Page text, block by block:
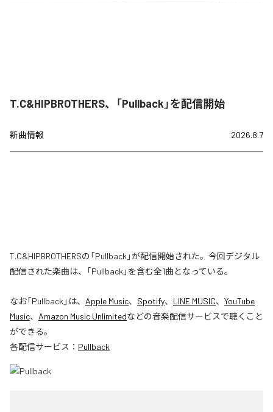
T.C&HIPBROTHERS、「Pullback」を配信開始
新曲情報 2026.8.7
T.C&HIPBROTHERSの「Pullback」が配信開始された。今回デジタル
配信された楽曲は、「Pullback」を含む全1曲となっている。
なお「Pullback 」は、 Apple Music、 Spotify、 LINE MUSIC、 YouTube
Music、 Amazon Music Unlimitedなどの音楽配信サービスで聴くこと
ができる。
各配信サービス： Pullback